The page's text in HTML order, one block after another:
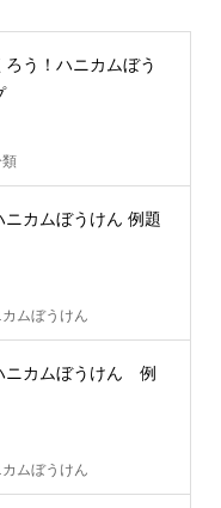
ろう！ハニカムぼう
カムぼうけん 例題
ムぼうけん
ニカムぼうけん 例
ムぼうけん